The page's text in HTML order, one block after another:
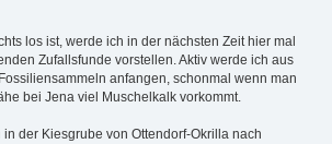
los ist, werde ich in der nächsten Zeit hier mal
Zufallsfunde vorstellen. Aktiv werde ich aus
anfangen, schonmal wenn man
bei Jena viel Muschelkalk vorkommt.
der Kiesgrube von Ottendorf-Okrilla nach